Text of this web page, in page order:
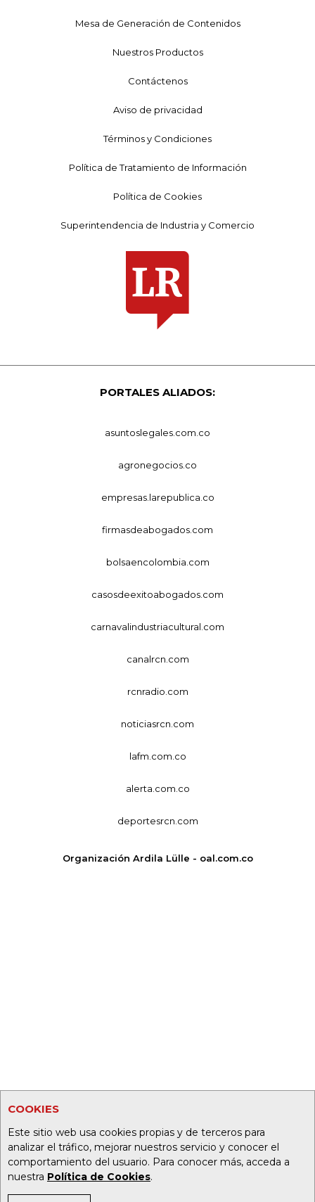
COOKIES
Este sitio web usa cookies propias y de terceros para
analizar el tráfico, mejorar nuestros servicio y conocer el
comportamiento del usuario. Para conocer más, acceda a
nuestra Política de Cookies.
Mesa de Generación de Contenidos
Nuestros Productos
Contáctenos
Aviso de privacidad
Términos y Condiciones
Política de Tratamiento de Información
Política de Cookies
Superintendencia de Industria y Comercio
PORTALES ALIADOS:
asuntoslegales.com.co
agronegocios.co
empresas.larepublica.co
firmasdeabogados.com
bolsaencolombia.com
casosdeexitoabogados.com
carnavalindustriacultural.com
canalrcn.com
rcnradio.com
noticiasrcn.com
lafm.com.co
alerta.com.co
deportesrcn.com
Organización Ardila Lülle - oal.com.co